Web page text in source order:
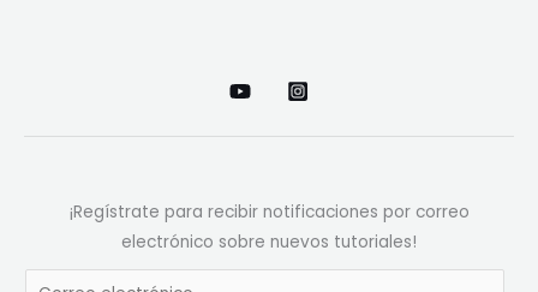
¡Regístrate para recibir notificaciones por correo
electrónico sobre nuevos tutoriales!